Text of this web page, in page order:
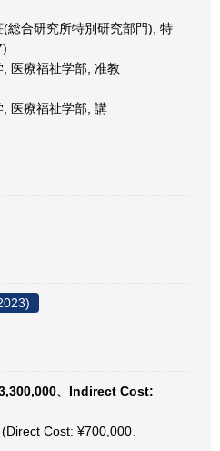
総合研究所特別研究部門), 特
医療福祉学部, 准教
医療福祉学部, 講
、Indirect Cost:
Cost: ¥700,000、